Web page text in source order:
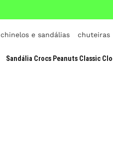
chinelos e sandálias chuteiras
Sandália Crocs Peanuts Classic
TERMOS